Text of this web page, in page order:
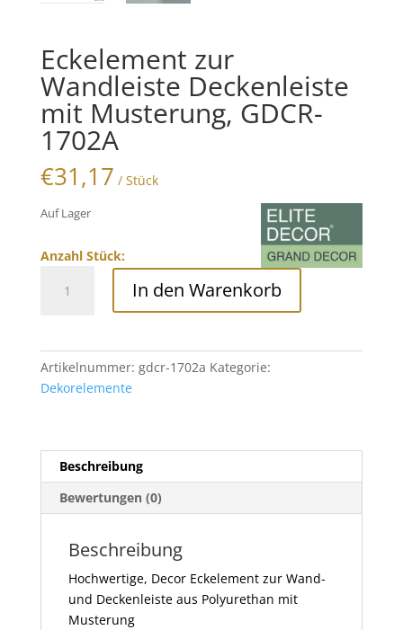
Eckelement zur
Wandleiste Deckenleiste
mit Musterung, GDCR-
1702A
€31,17 / Stück
Auf Lager
Anzahl Stück:
Musterung,
In den Warenkorb
Artikelnummer: gdcr-1702a Kategorie:
Dekorelemente
Beschreibung
Bewertungen (0)
Beschreibung
Hochwertige, Decor Eckelement zur Wand-
und Deckenleiste aus Polyurethan mit
Musterung